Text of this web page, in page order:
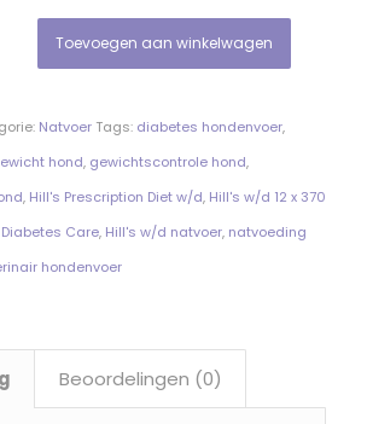
Toevoegen aan winkelwagen
Natvoer Tags: diabetes hondenvoer,
hond, gewichtscontrole hond,
, Hill's Prescription Diet w/d, Hill's w/d 12 x 370
Care, Hill's w/d natvoer, natvoeding
hondenvoer
Beoordelingen (0)